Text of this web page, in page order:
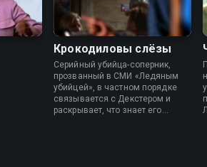
Крокодиловы слёзы
Серийный убийца-соперник,
прозванный в СМИ «Ледяным
убийцей», в частном порядке
связывается с Декстером и
раскрывает, что знает его